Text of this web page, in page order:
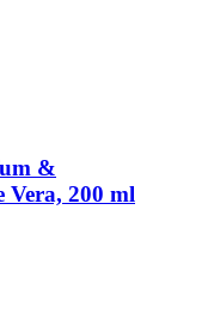
&
Vera, 200 ml